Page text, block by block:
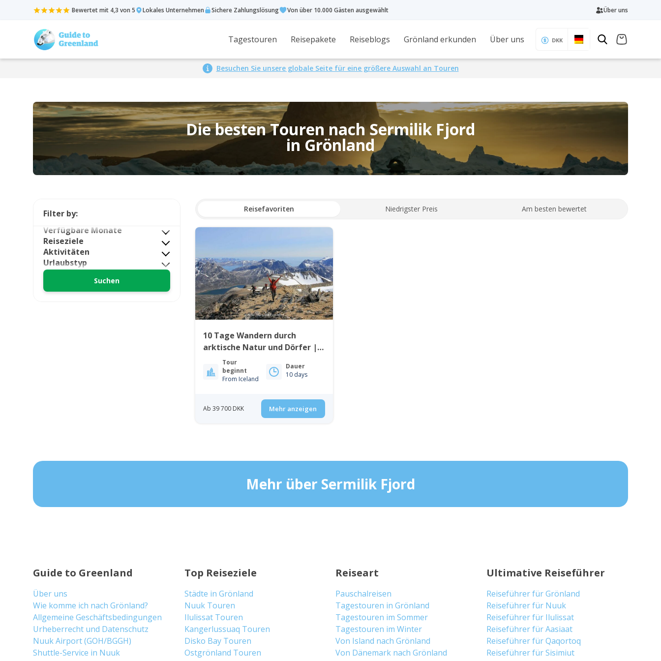
Bewertet mit 4,3 von 5 Lokales Unternehmen Sichere Zahlungslösung Von über 10.000 Gästen ausgewählt Über uns
Tagestouren Reisepakete Reiseblogs Grönland erkunden Über uns DKK
Besuchen Sie unsere globale Seite für eine größere Auswahl an Touren
Die besten Touren nach Sermilik Fjord
in Grönland
Reisefavoriten Niedrigster Preis Am besten bewertet
10 Tage Wandern durch
arktische Natur und Dörfer |
Ostgrönland
Tour
beginnt
From Iceland
Dauer
10 days
Ab 39 700 DKK Mehr anzeigen
Filter by:
Verfügbare Monate
Reiseziele
Aktivitäten
Urlaubstyp
Mehr über Sermilik Fjord
Guide to Greenland
Über uns
Wie komme ich nach Grönland?
Allgemeine Geschäftsbedingungen
Urheberrecht und Datenschutz
Nuuk Airport (GOH/BGGH)
Shuttle-Service in Nuuk
Top Reiseziele
Städte in Grönland
Nuuk Touren
Ilulissat Touren
Kangerlussuaq Touren
Disko Bay Touren
Ostgrönland Touren
Reiseart
Pauschalreisen
Tagestouren in Grönland
Tagestouren im Sommer
Tagestouren im Winter
Von Island nach Grönland
Von Dänemark nach Grönland
Ultimative Reiseführer
Reiseführer für Grönland
Reiseführer für Nuuk
Reiseführer für Ilulissat
Reiseführer für Aasiaat
Reiseführer für Qaqortoq
Reiseführer für Sisimiut